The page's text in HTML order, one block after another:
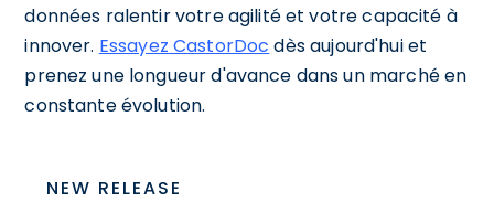
données ralentir votre agilité et votre capacité à
innover. Essayez CastorDoc dès aujourd'hui et
prenez une longueur d'avance dans un marché en
constante évolution.
NEW RELEASE